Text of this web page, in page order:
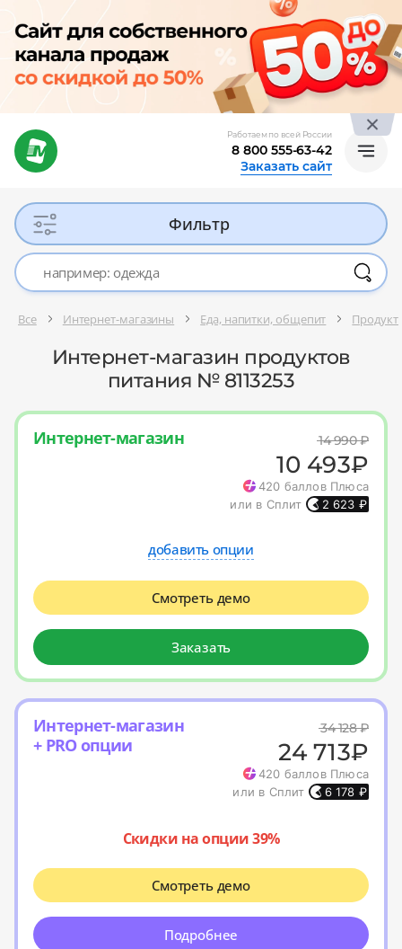
Работаем по всей России
8 800 555-63-42
Заказать сайт
Фильтр
Все Интернет-магазины Еда, напитки, общепит
Интернет-магазин продуктов
питания № 8113253
Интернет-магазин 14 990₽
10 493₽
420 баллов Плюса
или в Сплит
2 623 ₽
добавить опции
Смотреть демо
Заказать
Интернет-магазин
+ PRO опции
34 128₽
24 713₽
420 баллов Плюса
или в Сплит
6 178 ₽
Скидки на опции 39%
Смотреть демо
Подробнее